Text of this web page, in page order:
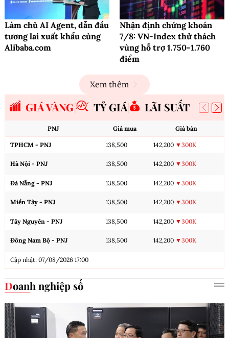
Làm chủ AI Agent, dẫn đầu
tương lai xuất khẩu cùng
Alibaba.com
Nhận định chứng khoán
7/8: VN-Index thử thách
vùng hỗ trợ 1.750-1.760
điểm
Xem thêm
GIÁ VÀNG TỶ GIÁ LÃI SUẤT
PNJ Giá mua Giá bán
TPHCM - PNJ 138,500 142,200 ▼300K
Hà Nội - PNJ 138,500 142,200 ▼300K
Đà Nẵng - PNJ 138,500 142,200 ▼300K
Miền Tây - PNJ 138,500 142,200 ▼300K
Tây Nguyên - PNJ 138,500 142,200 ▼300K
Đông Nam Bộ - PNJ 138,500 142,200 ▼300K
Cập nhật: 07/08/2026 17:00
Doanh nghiệp số